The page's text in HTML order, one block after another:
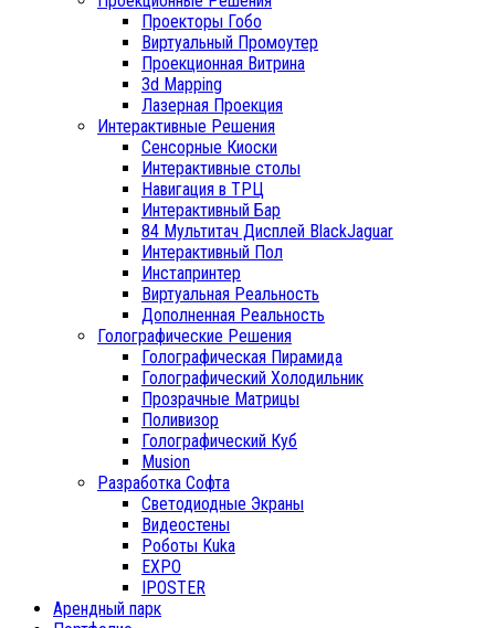
Проекторы Гобо
Виртуальный Промоутер
Проекционная Витрина
3d Mapping
Лазерная Проекция
Интерактивные Решения
Сенсорные Киоски
Интерактивные столы
Навигация в ТРЦ
Интерактивный Бар
84 Мультитач Дисплей BlackJaguar
Интерактивный Пол
Инстапринтер
Виртуальная Реальность
Дополненная Реальность
Голографические Решения
Голографическая Пирамида
Голографический Холодильник
Прозрачные Матрицы
Поливизор
Голографический Куб
Musion
Разработка Софта
Светодиодные Экраны
Видеостены
Роботы Kuka
EXPO
IPOSTER
Арендный парк